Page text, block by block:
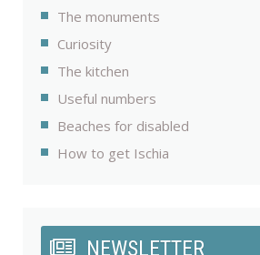
The monuments
Curiosity
The kitchen
Useful numbers
Beaches for disabled
How to get Ischia
NEWSLETTER